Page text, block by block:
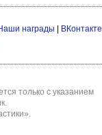
награды | ВКонтакте
только с указанием